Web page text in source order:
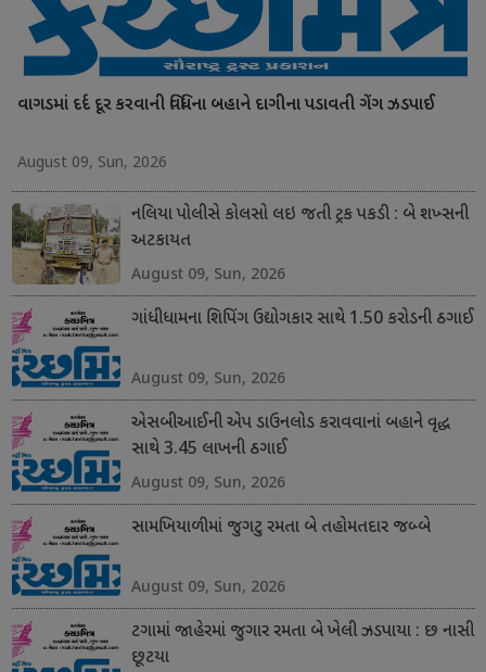
વાગડમાં દર્દ દૂર કરવાની વિધિના બહાને દાગીના પડાવતી ગેંગ ઝડપાઈ
August 09, Sun, 2026
નલિયા પોલીસે કોલસો લઇ જતી ટ્રક પકડી : બે શખ્સની
અટકાયત
August 09, Sun, 2026
ગાંધીધામના શિપિંગ ઉદ્યોગકાર સાથે 1.50 કરોડની ઠગાઈ
August 09, Sun, 2026
એસબીઆઈની એપ ડાઉનલોડ કરાવવાનાં બહાને વૃદ્ધ
સાથે 3.45 લાખની ઠગાઈ
August 09, Sun, 2026
સામખિયાળીમાં જુગટુ રમતા બે તહોમતદાર જબ્બે
August 09, Sun, 2026
ટગામાં જાહેરમાં જુગાર રમતા બે ખેલી ઝડપાયા : છ નાસી
છૂટયા